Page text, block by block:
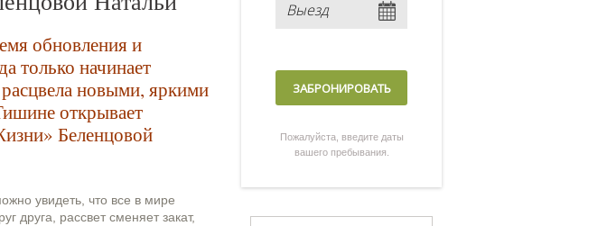
обновления и
только начинает
новыми, яркими
открывает
Беленцовой
увидеть, что все в мире
друга, рассвет сменяет закат,
Пожалуйста, введите даты
вашего пребывания.